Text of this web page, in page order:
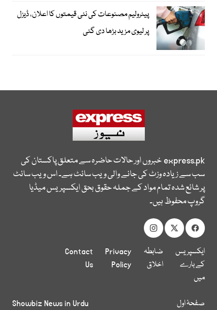
پیٹرولیم مصنوعات کی نئی قیمتوں کا اعلان، ڈیزل
پر لیوی مزید بڑھا دی گئی
express.pkخبروں اور حالات حاضرہ سے متعلق پاکستان کی
سب سے زیادہ وزٹ کی جانے والی ویب سائٹ ہے۔ اس ویب سائٹ
پر شائع شدہ تمام مواد کے جملہ حقوق بحق ایکسپریس میڈیا
گروپ محفوظ ہیں۔
ایکسپریس
کے بارے
میں
ضابطہ
اخلاق
Privacy
Policy
Contact
Us
صفحۂ اول
Showbiz News in Urdu